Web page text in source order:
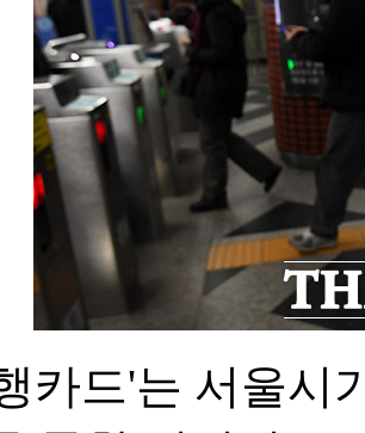
카드'는 서울시